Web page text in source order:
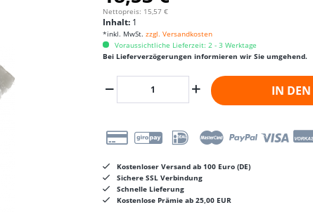
Nettopreis: 15,57 €
Inhalt: 1
*inkl. MwSt. zzgl. Versandkosten
Voraussichtliche Lieferzeit: 2 - 3 Werktage
Bei Lieferverzögerungen informieren wir Sie umgehend.
IN DEN
Kostenloser Versand ab 100 Euro (DE)
Sichere SSL Verbindung
Schnelle Lieferung
Kostenlose Prämie ab 25,00 EUR